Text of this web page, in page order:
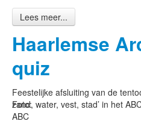
Lees meer...
Haarlemse
quiz
Foto:
ABC
Feestelijke afsluiting van de
zand, water, vest, stad’ in het